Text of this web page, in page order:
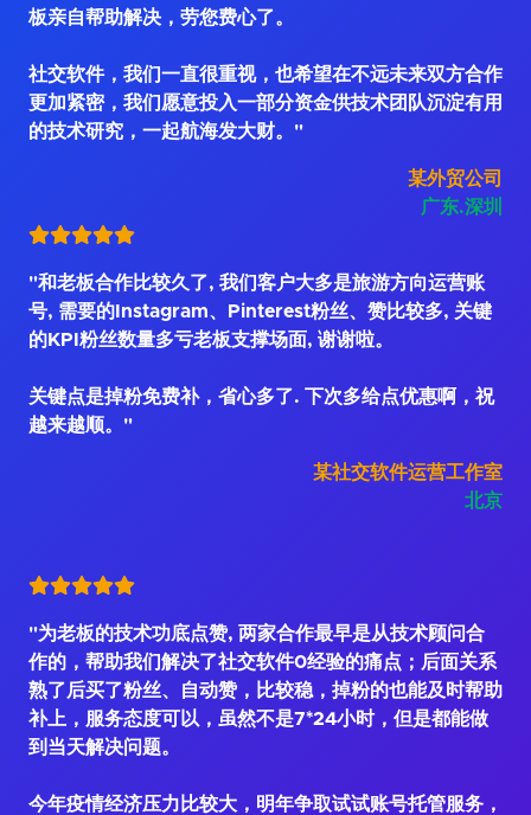
板亲自帮助解决，劳您费心了。
社交软件，我们一直很重视，也希望在不远未来双方合作
更加紧密，我们愿意投入一部分资金供技术团队沉淀有用
的技术研究，一起航海发大财。"
某外贸公司
广东.深圳
"和老板合作比较久了, 我们客户大多是旅游方向运营账
号, 需要的Instagram、Pinterest粉丝、赞比较多, 关键
的KPI粉丝数量多亏老板支撑场面, 谢谢啦。
关键点是掉粉免费补，省心多了. 下次多给点优惠啊，祝
越来越顺。"
某社交软件运营工作室
北京
"为老板的技术功底点赞, 两家合作最早是从技术顾问合
作的，帮助我们解决了社交软件0经验的痛点；后面关系
熟了后买了粉丝、自动赞，比较稳，掉粉的也能及时帮助
补上，服务态度可以，虽然不是7*24小时，但是都能做
到当天解决问题。
今年疫情经济压力比较大，明年争取试试账号托管服务，